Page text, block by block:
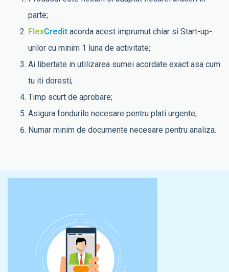
parte;
FlexCredit acorda acest imprumut chiar si Start-up-
urilor cu minim 1 luna de activitate;
Ai libertate in utilizarea sumei acordate exact asa cum
tu iti doresti;
Timp scurt de aprobare;
Asigura fondurile necesare pentru plati urgente;
Numar minim de documente necesare pentru analiza.